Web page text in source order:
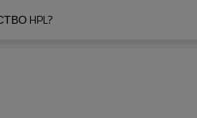
HPL?